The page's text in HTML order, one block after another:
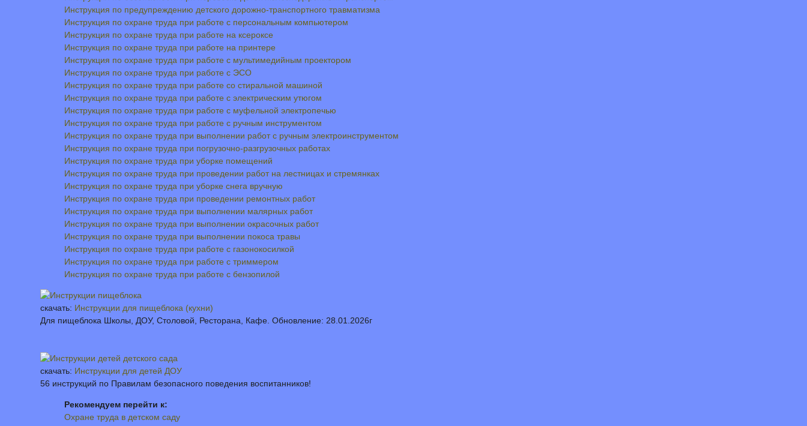
Инструкция по предупреждению детского дорожно-транспортного травматизма
Инструкция по охране труда при работе с персональным компьютером
Инструкция по охране труда при работе на ксероксе
Инструкция по охране труда при работе на принтере
Инструкция по охране труда при работе с мультимедийным проектором
Инструкция по охране труда при работе с ЭСО
Инструкция по охране труда при работе со стиральной машиной
Инструкция по охране труда при работе с электрическим утюгом
Инструкция по охране труда при работе с муфельной электропечью
Инструкция по охране труда при работе с ручным инструментом
Инструкция по охране труда при выполнении работ с ручным электроинструментом
Инструкция по охране труда при погрузочно-разгрузочных работах
Инструкция по охране труда при уборке помещений
Инструкция по охране труда при проведении работ на лестницах и стремянках
Инструкция по охране труда при уборке снега вручную
Инструкция по охране труда при проведении ремонтных работ
Инструкция по охране труда при выполнении малярных работ
Инструкция по охране труда при выполнении окрасочных работ
Инструкция по охране труда при выполнении покоса травы
Инструкция по охране труда при работе с газонокосилкой
Инструкция по охране труда при работе с триммером
Инструкция по охране труда при работе с бензопилой
скачать: Инструкции для пищеблока (кухни)
Для пищеблока Школы, ДОУ, Столовой, Ресторана, Кафе. Обновление: 28.01.2026г
скачать: Инструкции для детей ДОУ
56 инструкций по Правилам безопасного поведения воспитанников!
Рекомендуем перейти к:
Охране труда в детском саду